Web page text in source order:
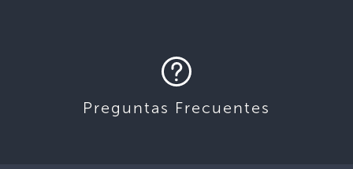
Preguntas Frecuentes